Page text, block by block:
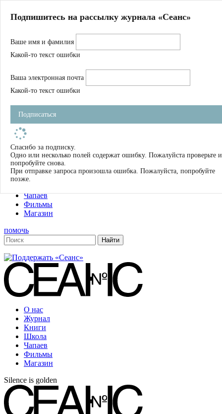
Магазин
Журнал
Школа
Устав
Фильмы
Имена
Тэги
О нас
Журнал
Книги
Чапаев
Фильмы
Магазин
помочь
О нас
Журнал
Книги
Школа
Чапаев
Фильмы
Магазин
Silence is golden
Подпишитесь на рассылку журнала «Сеанс»
Ваше имя и фамилия
Какой-то текст ошибки
Ваша электронная почта
Какой-то текст ошибки
Подписаться
Спасибо за подписку.
Одно или несколько полей содержат ошибку. Пожалуйста проверьте и
попробуйте снова.
При отправке запроса произошла ошибка. Пожалуйста, попробуйте
позже.